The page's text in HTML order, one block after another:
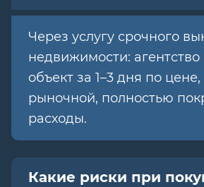
Через услугу срочного
недвижимости: агентство
объект за 1–3 дня по
рыночной, полностью
расходы.
Какие риски при